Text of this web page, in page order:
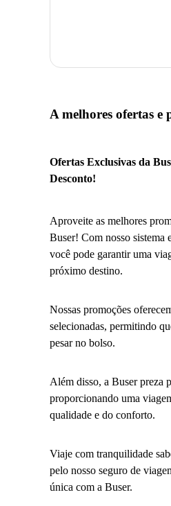
A melhores ofertas e
Ofertas Exclusivas da
Desconto!
Aproveite as melhores
Buser! Com nosso sistema
você pode garantir uma
próximo destino.
Nossas promoções
selecionadas, permitindo
pesar no bolso.
Além disso, a Buser preza
proporcionando uma
qualidade e do conforto.
Viaje com tranquilidade
pelo nosso seguro de
única com a Buser.